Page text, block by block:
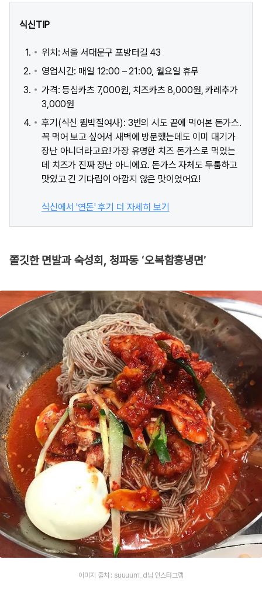
식신TIP
위치: 서울 서대문구 포방터길 43
영업시간: 매일 12:00 – 21:00, 월요일 휴무
가격: 등심카츠 7,000원, 치즈카츠 8,000원, 카레추가
3,000원
후기(식신 뜀박질여사): 3번의 시도 끝에 먹어본 돈가스.
꼭 먹어 보고 싶어서 새벽에 방문했는데도 이미 대기가
장난 아니더라고요! 가장 유명한 치즈 돈가스로 먹었는
데 치즈가 진짜 장난 아니에요. 돈가스 자체도 두툼하고
맛있고 긴 기다림이 아깝지 않은 맛이었어요!
식신에서 '연돈' 후기 더 자세히 보기
쫄깃한 면발과 숙성회, 청파동 ‘오복함흥냉면’
이미지 출처 : suuuum_d님 인스타그램